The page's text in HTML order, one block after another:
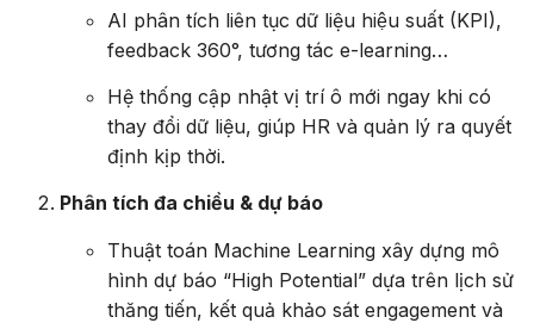
AI phân tích liên tục dữ liệu hiệu suất (KPI),
feedback 360°, tương tác e-learning…
Hệ thống cập nhật vị trí ô mới ngay khi có
thay đổi dữ liệu, giúp HR và quản lý ra quyết
định kịp thời.
Phân tích đa chiều & dự báo
Thuật toán Machine Learning xây dựng mô
hình dự báo “High Potential” dựa trên lịch sử
thăng tiến, kết quả khảo sát engagement và